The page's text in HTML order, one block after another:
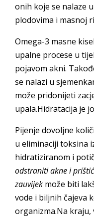
onih koje se nalaze
plodovima i masnoj
Omega-3 masne
upalne procese u
pojavom akni.
se nalazi u
može pridonijeti
upala.Hidratacija je
Pijenje dovoljne
u eliminaciji toksina
hidratiziranom i
odstraniti akne i
zauvijek može biti
vode i biljnih čajeva
organizma.Na kraju,